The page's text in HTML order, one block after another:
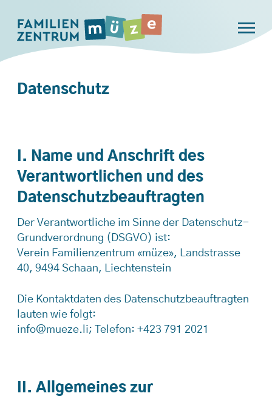
Datenschutz
I. Name und Anschrift des
Verantwortlichen und des
Datenschutzbeauftragten
Der Verantwortliche im Sinne der Datenschutz-
Grundverordnung (DSGVO) ist:
Verein Familienzentrum «müze», Landstrasse
40, 9494 Schaan, Liechtenstein
Die Kontaktdaten des Datenschutzbeauftragten
lauten wie folgt:
info@mueze.li; Telefon: +423 791 2021
II. Allgemeines zur